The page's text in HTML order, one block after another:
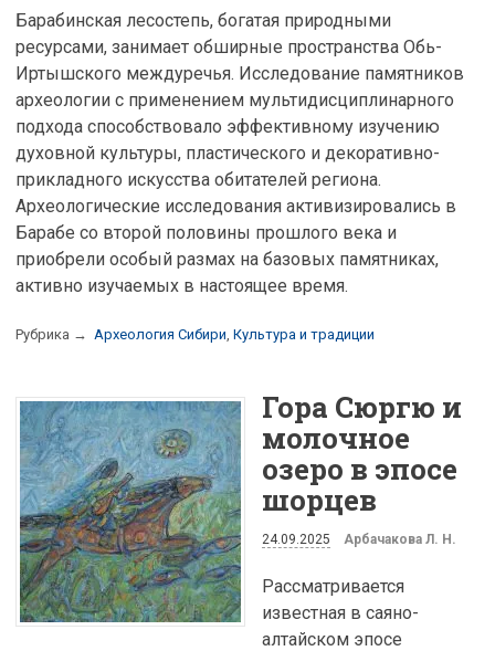
Барабинская лесостепь, богатая природными
ресурсами, занимает обширные пространства Обь-
Иртышского междуречья. Исследование памятников
археологии с применением мультидисциплинарного
подхода способствовало эффективному изучению
духовной культуры, пластического и декоративно-
прикладного искусства обитателей региона.
Археологические исследования активизировались в
Барабе со второй половины прошлого века и
приобрели особый размах на базовых памятниках,
активно изучаемых в настоящее время.
Рубрика → Археология Сибири Культура и традиции
Гора Сюргю и
молочное
озеро в эпосе
шорцев
24.09.2025 Арбачакова Л. Н.
Рассматривается
известная в саяно-
алтайском эпосе